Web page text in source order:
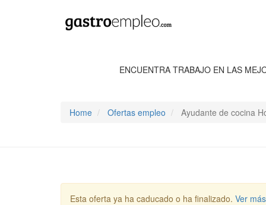
ENCUENTRA TRABAJO EN LAS
Home Ofertas empleo Ayudante de cocina
Esta oferta ya ha caducado o ha finalizado. Ver